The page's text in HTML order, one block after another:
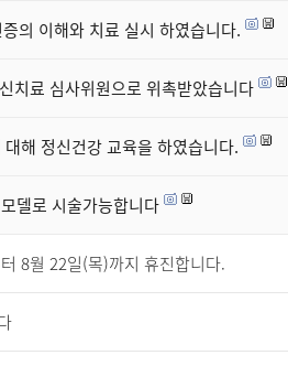
의 이해와 치료 실시 하였습니다.
치료 심사위원으로 위촉받았습니다
해 정신건강 교육을 하였습니다.
델로 시술가능합니다
8월 22일(목)까지 휴진합니다.